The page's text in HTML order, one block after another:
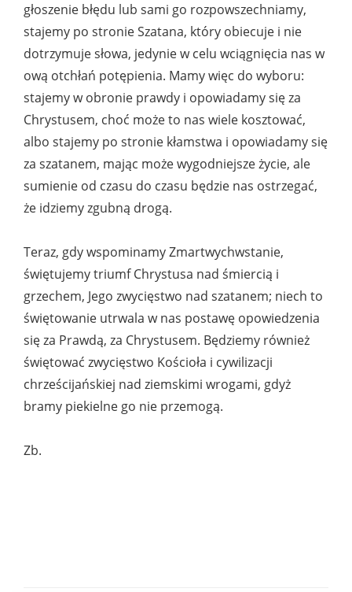
głoszenie błędu lub sami go rozpowszechniamy,
stajemy po stronie Szatana, który obiecuje i nie
dotrzymuje słowa, jedynie w celu wciągnięcia nas w
ową otchłań potępienia. Mamy więc do wyboru:
stajemy w obronie prawdy i opowiadamy się za
Chrystusem, choć może to nas wiele kosztować,
albo stajemy po stronie kłamstwa i opowiadamy się
za szatanem, mając może wygodniejsze życie, ale
sumienie od czasu do czasu będzie nas ostrzegać,
że idziemy zgubną drogą.
Teraz, gdy wspominamy Zmartwychwstanie,
świętujemy triumf Chrystusa nad śmiercią i
grzechem, Jego zwycięstwo nad szatanem; niech to
świętowanie utrwala w nas postawę opowiedzenia
się za Prawdą, za Chrystusem. Będziemy również
świętować zwycięstwo Kościoła i cywilizacji
chrześcijańskiej nad ziemskimi wrogami, gdyż
bramy piekielne go nie przemogą.
Zb.